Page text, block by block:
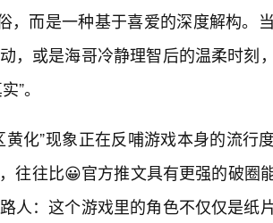
，而是一种基于喜爱的深度解构。
，或是海哥冷静理智后的温柔时刻
”。
化”现象正在反哺游戏本身的流行
往往比😀官方推文具有更强的破圈
人：这个游戏里的角色不仅仅是纸